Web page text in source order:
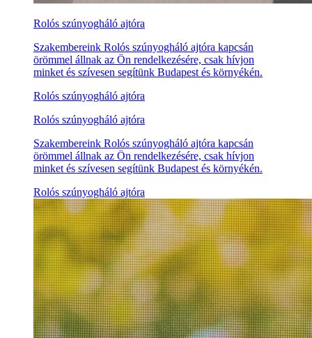
Rolós szúnyogháló ajtóra
Szakembereink Rolós szúnyogháló ajtóra kapcsán
örömmel állnak az Ön rendelkezésére, csak hívjon
minket és szívesen segítünk Budapest és környékén.
Rolós szúnyogháló ajtóra
Rolós szúnyogháló ajtóra
Szakembereink Rolós szúnyogháló ajtóra kapcsán
örömmel állnak az Ön rendelkezésére, csak hívjon
minket és szívesen segítünk Budapest és környékén.
Rolós szúnyogháló ajtóra